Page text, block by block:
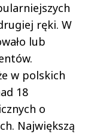
ręki. W
lub
w polskich
18
o
Największą